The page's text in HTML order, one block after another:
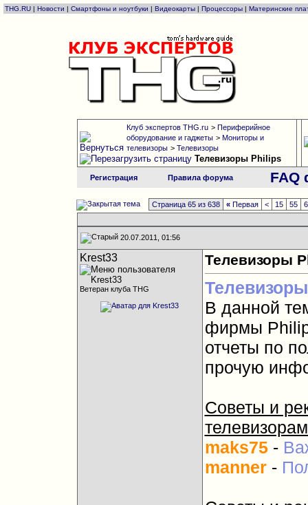
THG.RU | Новости | Смартфоны и ноутбуки | Видеокарты | Процессоры | Материнские
Клуб экспертов THG.ru > Периферийное
оборудование и гаджеты > Мониторы и
телевизоры > Телевизоры
Телевизоры Philips
Регистрация Правила форума FAQ
Страница 65 из 638 « Первая < 15 55
20.07.2011, 01:56
Krest33
Ветеран клуба THG
Телевизоры
В данной
фирмы
отчеты по
прочую
Советы и
maks75-
manner-